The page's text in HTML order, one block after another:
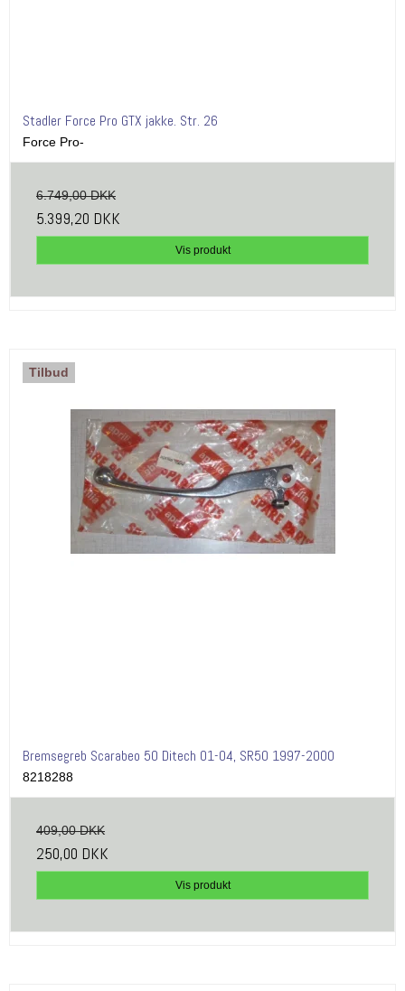
Stadler Force Pro GTX jakke. Str. 26
Force Pro-
6.749,00 DKK
5.399,20 DKK
Vis produkt
Tilbud
Bremsegreb Scarabeo 50 Ditech 01-04, SR50 1997-2000
8218288
409,00 DKK
250,00 DKK
Vis produkt